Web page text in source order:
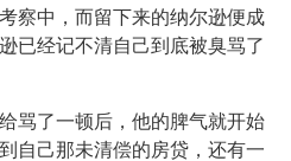
察中，而留下来的纳尔逊便成
已经记不清自己到底被臭骂了
骂了一顿后，他的脾气就开始
自己那未清偿的房贷，还有一